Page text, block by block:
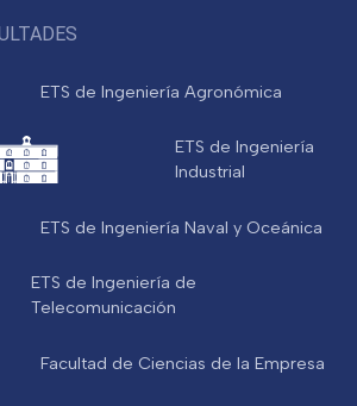
ETS de Ingeniería Agronómica
ETS de Ingeniería
Industrial
ETS de Ingeniería Naval y Oceánica
ETS de Ingeniería de
Telecomunicación
Facultad de Ciencias de la Empresa